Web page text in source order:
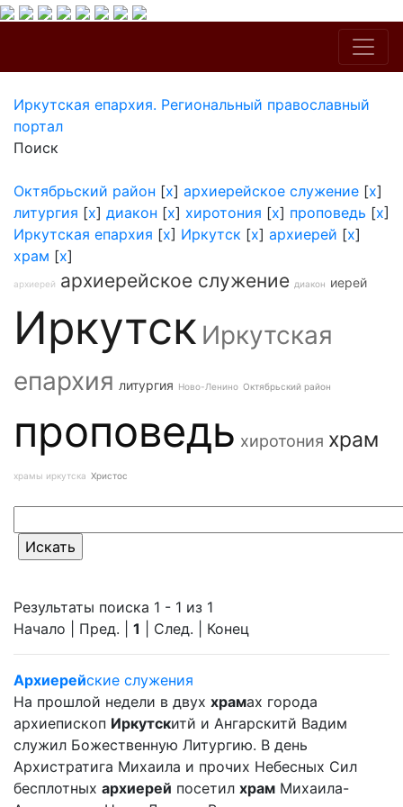
Иркутская епархия. Региональный православный
портал
Поиск
Октябрьский район [x] архиерейское служение [x]
литургия [x] диакон [x] хиротония [x] проповедь [x]
Иркутская епархия [x] Иркутск [x] архиерей [x]
храм [x]
архиерей архиерейское служение диакон иерей
Иркутск Иркутская
епархия литургия Ново-Ленино Октябрьский район
проповедь хиротония храм
храмы иркутска Христос
Результаты поиска 1 - 1 из 1
Начало | Пред. | 1 | След. | Конец
Архиерейские служения
На прошлой недели в двух храмах города
архиепископ Иркутскитй и Ангарскитй Вадим
служил Божественную Литургию. В день
Архистратига Михаила и прочих Небесных Сил
бесплотных архиерей посетил храм Михаила-